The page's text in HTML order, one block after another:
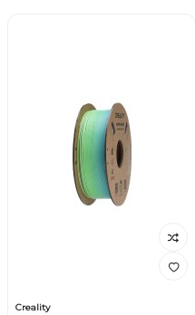
Creality